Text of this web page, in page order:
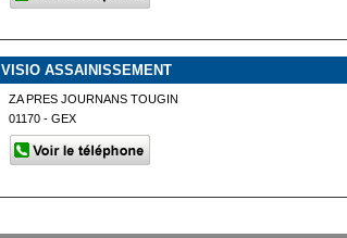
VISIO ASSAINISSEMENT
ZA PRES JOURNANS TOUGIN
01170 - GEX